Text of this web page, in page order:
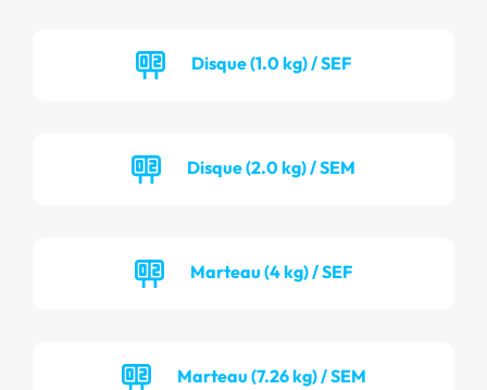
Disque (1.0 kg) / SEF
Disque (2.0 kg) / SEM
Marteau (4 kg) / SEF
Marteau (7.26 kg) / SEM